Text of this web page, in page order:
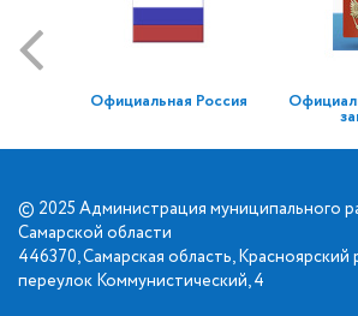
Официальная Россия
© 2025 Администрация муниципального
Самарской области
446370, Самарская область, Красноярский
переулок Коммунистический, 4